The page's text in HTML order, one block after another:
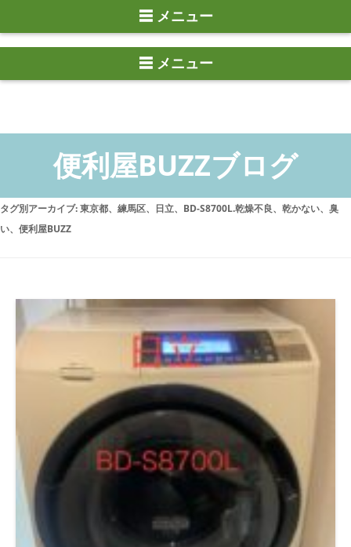
☰ メニュー
タグ別アーカイブ:東京都、練馬区、日立、BD-S8700L.乾燥不良、乾かない、臭
い、便利屋BUZZ